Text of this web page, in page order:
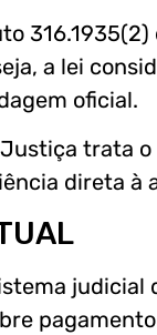
a lei
oficial.
trata
direta à
judicial